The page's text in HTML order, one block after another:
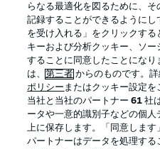
Football as
らなる最適化を図るために、
記録することができるように
を受け入れる」をクリックす
キーおよび分析クッキー、ソ
することに同意したことにな
は、第三者 からのものです。
ポリシー またはクッキー設定を
当社と当社のパートナー61 社
ータや一意的識別子などの個
上に保存します。「同意しま
パートナーはデータを処理す